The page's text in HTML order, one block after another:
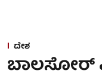
ದೇಶ
ಬಾಲಸೋರ್